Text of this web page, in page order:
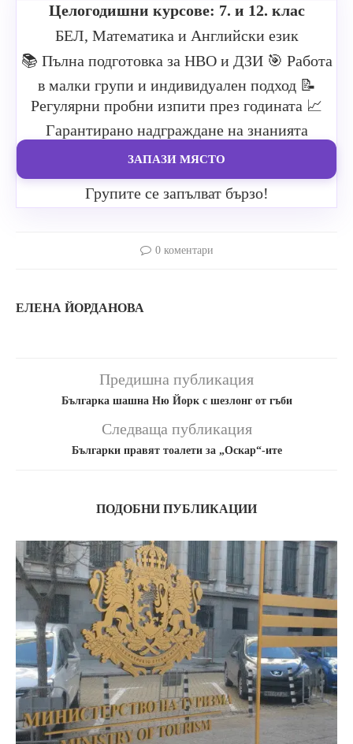
Целогодишни курсове: 7. и 12. клас
БЕЛ, Математика и Английски език
📚 Пълна подготовка за НВО и ДЗИ 🎯 Работа
в малки групи и индивидуален подход 📝
Регулярни пробни изпити през годината 📈
Гарантирано надграждане на знанията
ЗАПАЗИ МЯСТО
Групите се запълват бързо!
0 коментари
ЕЛЕНА ЙОРДАНОВА
Предишна публикация
Българка шашна Ню Йорк с шезлонг от гъби
Следваща публикация
Българки правят тоалети за „Оскар“-ите
ПОДОБНИ ПУБЛИКАЦИИ